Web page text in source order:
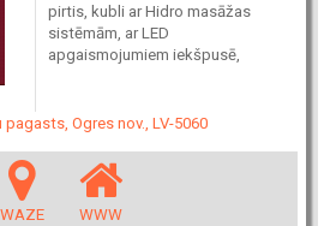
pirtis, kubli ar Hidro masāžas
sistēmām, ar LED
apgaismojumiem iekšpusē,
Ogres nov., LV-5060
WAZE
WWW